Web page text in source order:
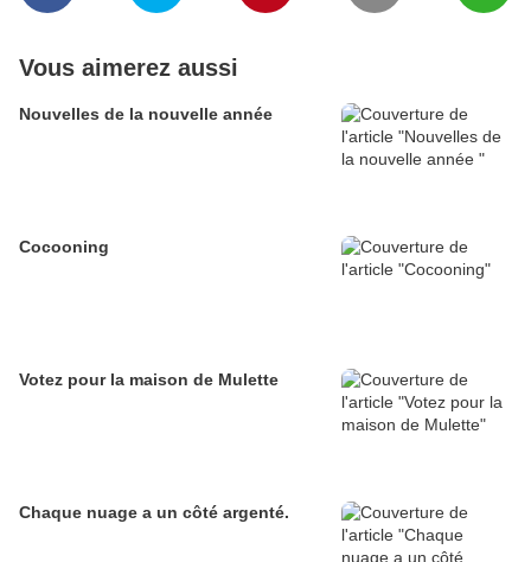
Vous aimerez aussi
Nouvelles de la nouvelle année
Cocooning
Votez pour la maison de Mulette
Chaque nuage a un côté argenté.